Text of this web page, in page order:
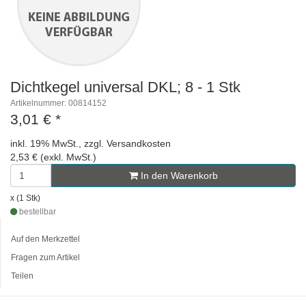
Dichtkegel universal DKL; 8 - 1 Stk
Artikelnummer: 00814152
3,01 € *
inkl. 19% MwSt., zzgl. Versandkosten
2,53 € (exkl. MwSt.)
In den Warenkorb
x (1 Stk)
bestellbar
Auf den Merkzettel
Fragen zum Artikel
Teilen